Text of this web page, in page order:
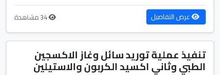
عرض التفاصيل
تنفيذ عملية توريد سائل وغاز الاكسجين
الطبي وثاني اكسيد الكربون والاستيلين